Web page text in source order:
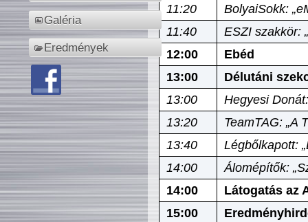
Galéria
Eredmények
11:20
BolyaiSokk:
11:40
ESZI szakkör:
12:00
Ebéd
13:00
Délutáni
13:00
Hegyesi
13:20
TeamTAG: „A
13:40
Légbőlkapott:
14:00
Álomépítők:
14:00
Látogatás az
15:00